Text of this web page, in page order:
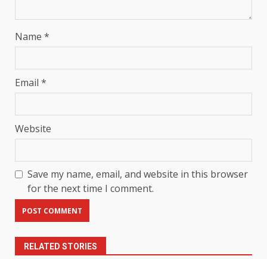
Name *
Email *
Website
Save my name, email, and website in this browser
for the next time I comment.
RELATED STORIES